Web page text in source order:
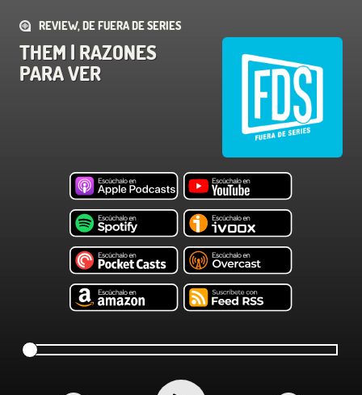
REVIEW, DE FUERA DE SERIES
THEM | RAZONES
PARA VER